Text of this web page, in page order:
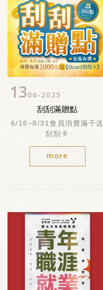
1306 2025
刮刮滿贈點
6/16~8/31會員消費滿千送
刮刮卡
more